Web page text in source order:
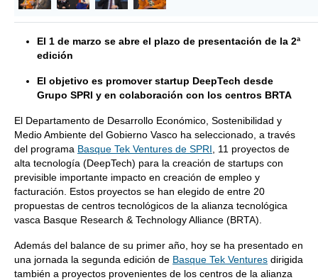
El 1 de marzo se abre el plazo de presentación de la 2ª
edición
El objetivo es promover startup DeepTech desde
Grupo SPRI y en colaboración con los centros BRTA
El Departamento de Desarrollo Económico, Sostenibilidad y
Medio Ambiente del Gobierno Vasco ha seleccionado, a través
del programa Basque Tek Ventures de SPRI , 11 proyectos de
alta tecnología (DeepTech) para la creación de startups con
previsible importante impacto en creación de empleo y
facturación. Estos proyectos se han elegido de entre 20
propuestas de centros tecnológicos de la alianza tecnológica
vasca Basque Research & Technology Alliance (BRTA).
Además del balance de su primer año, hoy se ha presentado en
una jornada la segunda edición de Basque Tek Ventures dirigida
también a proyectos provenientes de los centros de la alianza